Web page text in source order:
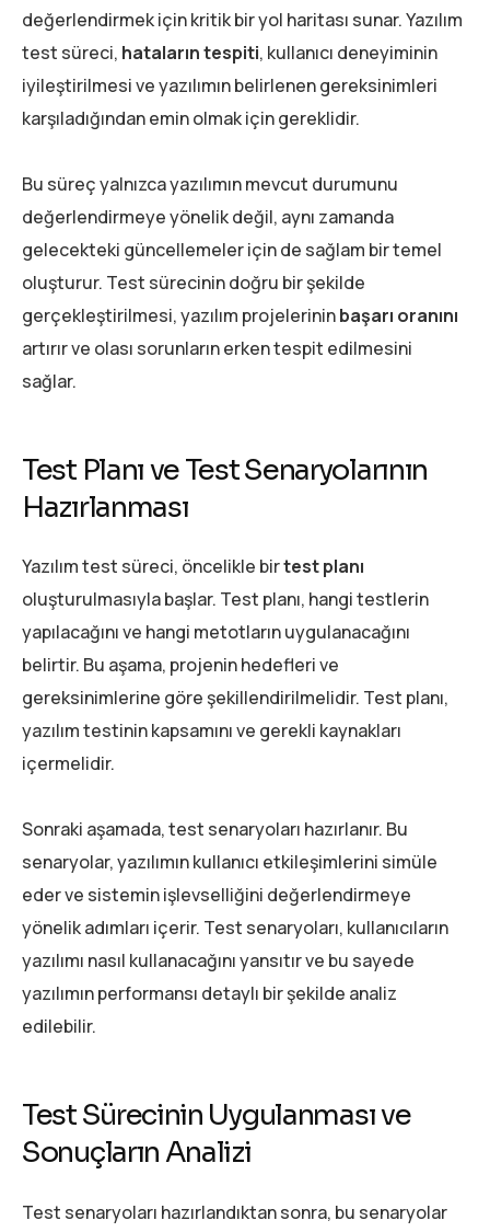
değerlendirmek için kritik bir yol haritası sunar. Yazılım
test süreci, hataların tespiti, kullanıcı deneyiminin
iyileştirilmesi ve yazılımın belirlenen gereksinimleri
karşıladığından emin olmak için gereklidir.
Bu süreç yalnızca yazılımın mevcut durumunu
değerlendirmeye yönelik değil, aynı zamanda
gelecekteki güncellemeler için de sağlam bir temel
oluşturur. Test sürecinin doğru bir şekilde
gerçekleştirilmesi, yazılım projelerininbaşarı oranını
artırır ve olası sorunların erken tespit edilmesini
sağlar.
Test Planı ve Test Senaryolarının
Hazırlanması
Yazılım test süreci, öncelikle birtest planı
oluşturulmasıyla başlar. Test planı, hangi testlerin
yapılacağını ve hangi metotların uygulanacağını
belirtir. Bu aşama, projenin hedefleri ve
gereksinimlerine göre şekillendirilmelidir. Test planı,
yazılım testinin kapsamını ve gerekli kaynakları
içermelidir.
Sonraki aşamada, test senaryoları hazırlanır. Bu
senaryolar, yazılımın kullanıcı etkileşimlerini simüle
eder ve sistemin işlevselliğini değerlendirmeye
yönelik adımları içerir. Test senaryoları, kullanıcıların
yazılımı nasıl kullanacağını yansıtır ve bu sayede
yazılımın performansı detaylı bir şekilde analiz
edilebilir.
Test Sürecinin Uygulanması ve
Sonuçların Analizi
Test senaryoları hazırlandıktan sonra, bu senaryolar